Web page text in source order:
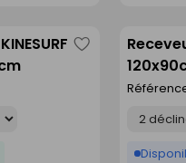
Enregistrer
comme